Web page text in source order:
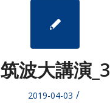
筑波大講演_3
2019-04-03 /